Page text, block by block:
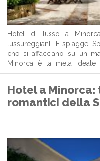
Hotel di lusso a Minorca
lussureggianti. E spiagge.
che si affacciano su un
Minorca è la meta ideale
sogno, a maggior
Hotel a
romantici della